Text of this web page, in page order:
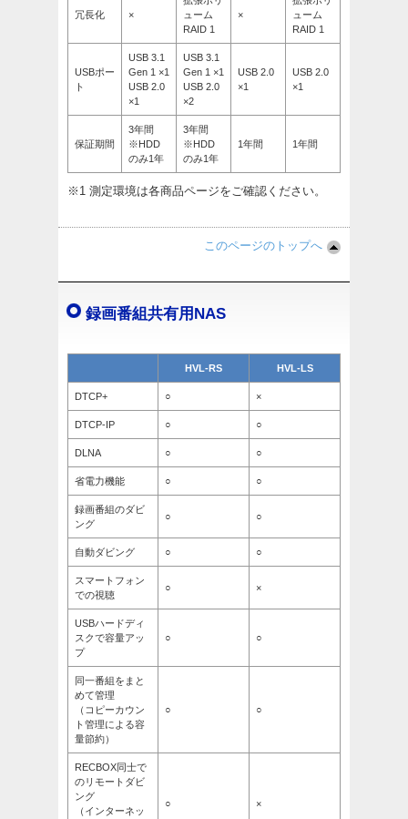
冗長化 ×
ューム
RAID 1
×
ューム
RAID 1
USBポー
ト
USB 3.1
Gen 1 ×1
USB 2.0
×1
USB 3.1
Gen 1 ×1
USB 2.0
×2
USB 2.0
×1
USB 2.0
×1
保証期間
3年間
※HDD
のみ1年
3年間
※HDD
のみ1年
1年間 1年間
※1 測定環境は各商品ページをご確認ください。
このページのトップへ
録画番組共有用NAS
HVL-RS HVL-LS
DTCP+ ○ ×
DTCP-IP ○ ○
DLNA ○ ○
省電力機能 ○ ○
録画番組のダビ
ング
○ ○
自動ダビング ○ ○
スマートフォン
での視聴
○ ×
USBハードディ
スクで容量アッ
プ
○ ○
同一番組をまと
めて管理
（コピーカウン
ト管理による容
量節約）
○ ○
RECBOX同士で
のリモートダビ
ング
（インターネッ
○ ×